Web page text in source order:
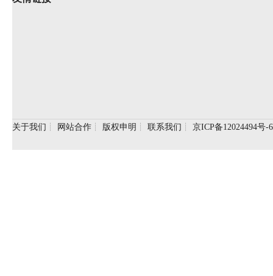
关于我们 ┊ 网站合作 ┊ 版权申明 ┊ 联系我们 ┊ 京ICP备12024494号-